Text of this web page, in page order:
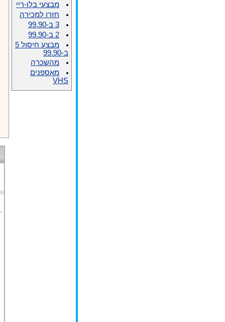
מבצעי בלו-ריי
חזרו למכירה
3 ב-99.90
2 ב-99.90
מבצע חיסול 5
ב-99.90
מהשכרה
מאספנים
VHS